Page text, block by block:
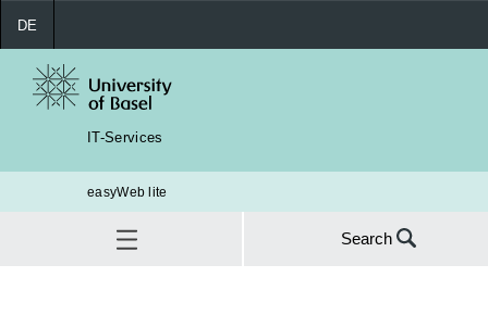
DE
IT-Services
easyWeb lite
Search